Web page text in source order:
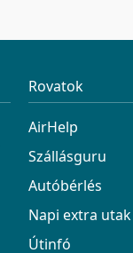
Rovatok
AirHelp
Szállásguru
Autóbérlés
Napi extra utak
Útinfó